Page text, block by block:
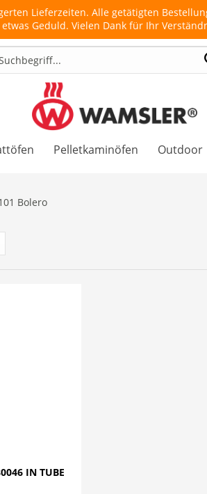
Lieferzeiten. Alle getätigten
etwas Geduld. Vielen Dank für Ihr
Pelletkaminöfen Outdoor
Bolero
IN TUBE